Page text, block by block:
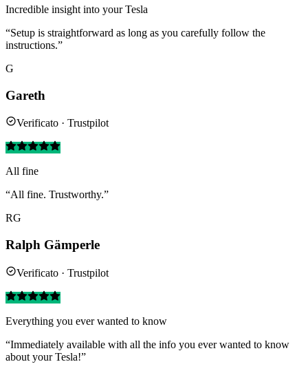
Incredible insight into your Tesla
“Setup is straightforward as long as you carefully follow the
instructions.”
G
Gareth
Verificato · Trustpilot
All fine
“All fine. Trustworthy.”
RG
Ralph Gämperle
Verificato · Trustpilot
Everything you ever wanted to know
“Immediately available with all the info you ever wanted to know
about your Tesla!”